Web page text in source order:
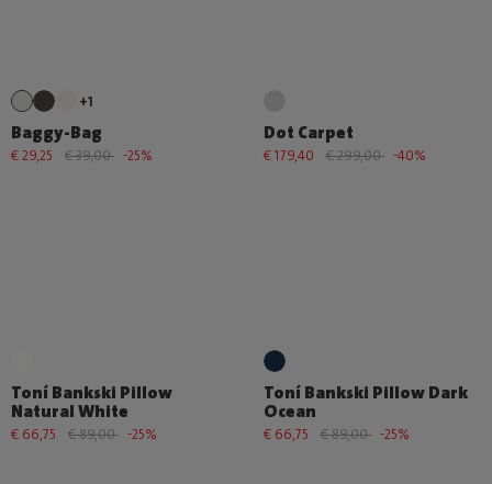
+1
Baggy-Bag
€ 29,25 € 39,00 -25%
Dot Carpet
€ 179,40 € 299,00 -40%
Toní Bankski Pillow
Natural White
€ 66,75 € 89,00 -25%
Toní Bankski Pillow Dark
Ocean
€ 66,75 € 89,00 -25%